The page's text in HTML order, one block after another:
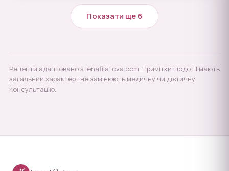
Показати ще 6
Рецепти адаптовано з lenafilatova.com. Примітки щодо ГІ мають
загальний характер і не замінюють медичну чи дієтичну
консультацію.